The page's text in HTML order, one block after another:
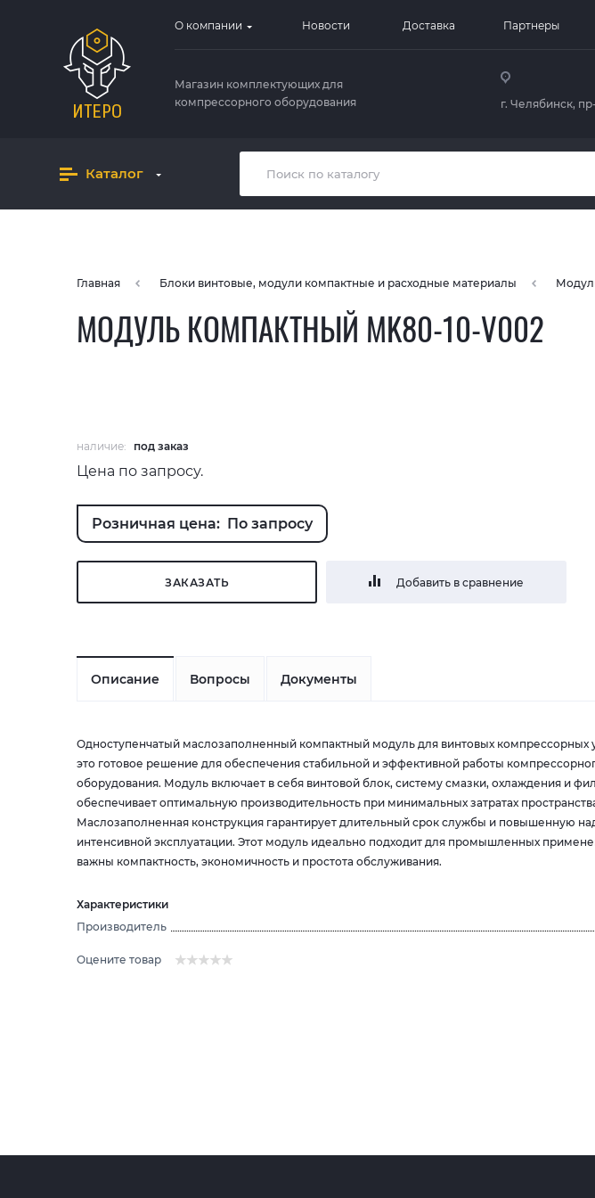
О компании Новости Доставка Партнеры
Магазин комплектующих для
компрессорного оборудования
г. Челябинск,
Каталог
Главная Блоки винтовые, модули компактные и расходные материалы
МОДУЛЬ КОМПАКТНЫЙ MK80-10-V002
наличие: под заказ
Цена по запросу.
Розничная цена: По запросу
ЗАКАЗАТЬ Добавить в сравнение
Описание Вопросы Документы
Одноступенчатый маслозаполненный компактный модуль для винтовых компрессорных
это готовое решение для обеспечения стабильной и эффективной работы
оборудования. Модуль включает в себя винтовой блок, систему смазки, охлаждения и
обеспечивает оптимальную производительность при минимальных затратах
Маслозаполненная конструкция гарантирует длительный срок службы и повышенную
интенсивной эксплуатации. Этот модуль идеально подходит для промышленных
важны компактность, экономичность и простота обслуживания.
Характеристики
Производитель
Оцените товар